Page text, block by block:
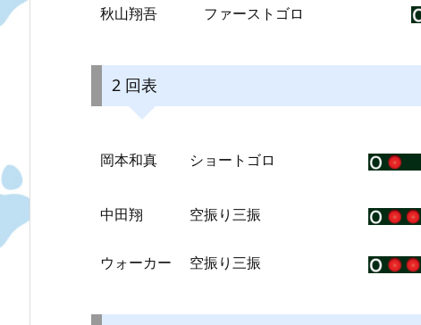
秋山翔吾 ファーストゴロ
2 回表
岡本和真 ショートゴロ
中田翔 空振り三振
ウォーカー 空振り三振